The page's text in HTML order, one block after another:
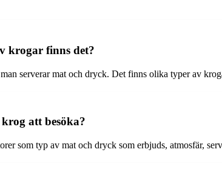
krogar finns det?
serverar mat och dryck. Det finns olika typer av
att besöka?
som typ av mat och dryck som erbjuds, atmosfär,